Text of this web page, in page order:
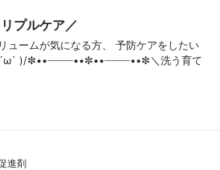
プルケア／
ュームが気になる方、 予防ケアをしたい
)/✼••┈┈┈┈••✼••┈┈┈┈••✼＼洗う育て
進剤